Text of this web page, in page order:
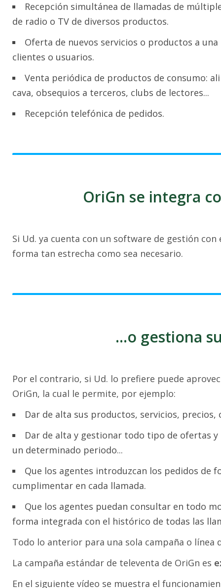
Recepción simultánea de llamadas de
de radio o TV de diversos productos.
Oferta de nuevos servicios o productos a
clientes o usuarios.
Venta periódica de productos de consumo:
cava, obsequios a terceros, clubs de lectores...
Recepción telefónica de pedidos.
OriGn se integra
Si Ud. ya cuenta con un software de gestión
forma tan estrecha como sea necesario.
...o gestiona
Por el contrario, si Ud. lo prefiere puede
OriGn, la cual le permite, por ejemplo:
Dar de alta sus productos, servicios, precios,
Dar de alta y gestionar todo tipo de ofertas
un determinado periodo...
Que los agentes introduzcan los pedidos de
cumplimentar en cada llamada.
Que los agentes puedan consultar en todo
forma integrada con el histórico de todas las
Todo lo anterior para una sola campaña o línea
La campaña estándar de televenta de OriGn es
En el siguiente vídeo se muestra el